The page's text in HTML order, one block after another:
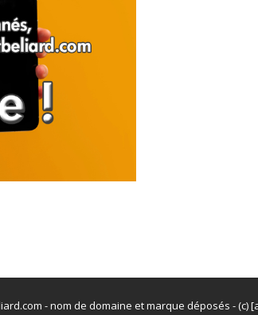
- nom de domaine et marque déposés - (c)